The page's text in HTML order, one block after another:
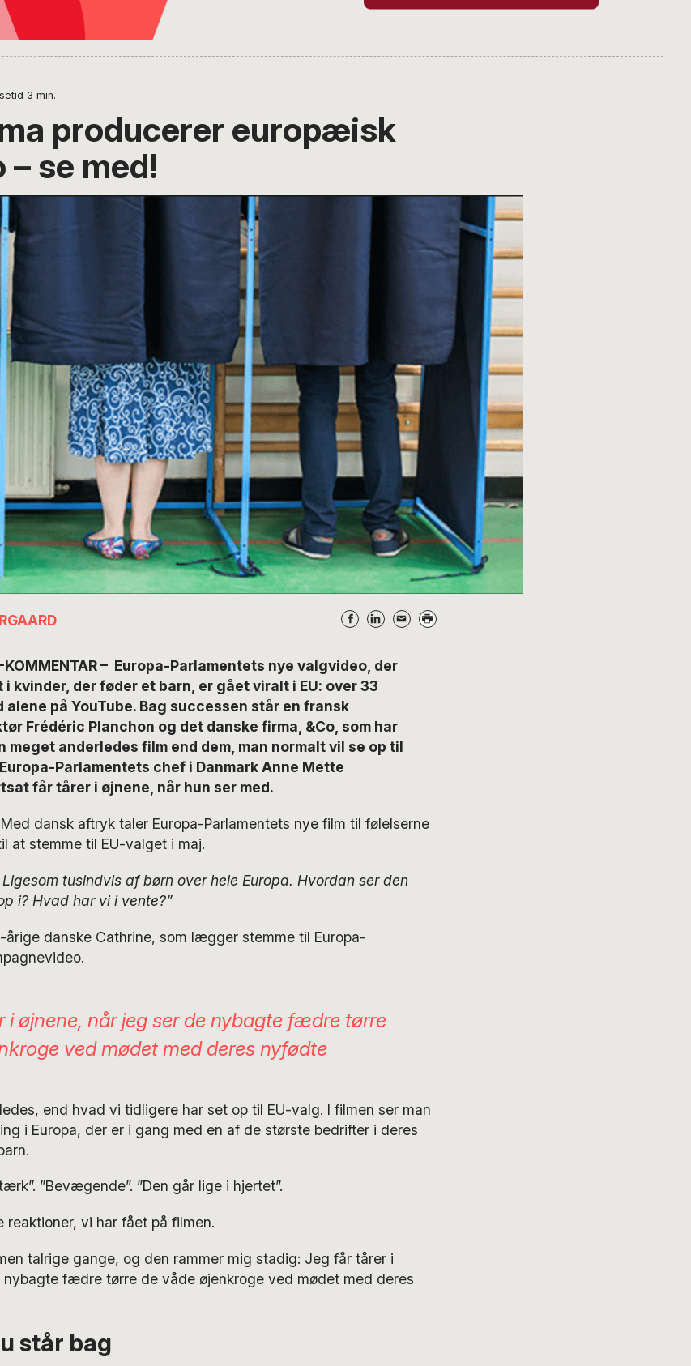
3 min.
producerer europæisk
se med!
KOMMENTAR – Europa-Parlamentets nye valgvideo, der
kvinder, der føder et barn, er gået viralt i EU: over 33
alene på YouTube. Bag successen står en fransk
Frédéric Planchon og det danske firma, &Co, som har
meget anderledes film end dem, man normalt vil se op til
Parlamentets chef i Danmark Anne Mette
får tårer i øjnene, når hun ser med.
dansk aftryk taler Europa-Parlamentets nye film til følelserne
at stemme til EU-valget i maj.
tusindvis af børn over hele Europa. Hvordan ser den
i? Hvad har vi i vente?”
årige danske Cathrine, som lægger stemme til Europa-
i øjnene, når jeg ser de nybagte fædre tørre
ved mødet med deres nyfødte
end hvad vi tidligere har set op til EU-valg. I filmen ser man
i Europa, der er i gang med en af de største bedrifter i deres
”Bevægende”. ”Den går lige i hjertet”.
reaktioner, vi har fået på filmen.
talrige gange, og den rammer mig stadig: Jeg får tårer i
nybagte fædre tørre de våde øjenkroge ved mødet med deres
står bag